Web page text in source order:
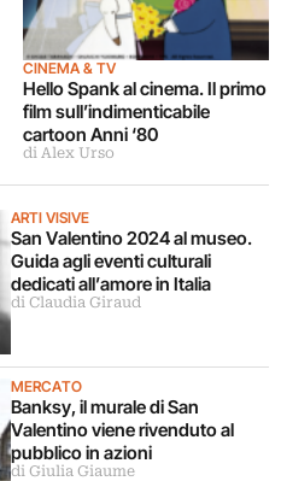
CINEMA & TV
Hello Spank al cinema. Il primo
film sull’indimenticabile
cartoon Anni ‘80
di Alex Urso
ARTI VISIVE
San Valentino 2024 al museo.
Guida agli eventi culturali
dedicati all’amore in Italia
di Claudia Giraud
MERCATO
Banksy, il murale di San
Valentino viene rivenduto al
pubblico in azioni
di Giulia Giaume